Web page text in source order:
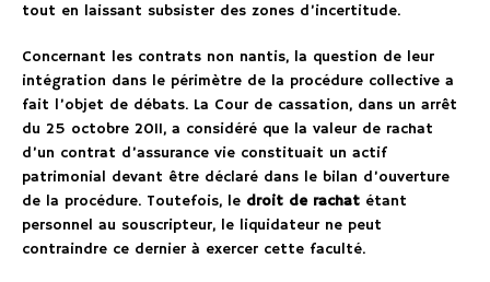
tout en laissant subsister des zones d’incertitude.
Concernant les contrats non nantis, la question de leur
intégration dans le périmètre de la procédure collective a
fait l’objet de débats. La Cour de cassation, dans un arrêt
du 25 octobre 2011, a considéré que la valeur de rachat
d’un contrat d’assurance vie constituait un actif
patrimonial devant être déclaré dans le bilan d’ouverture
de la procédure. Toutefois, le droit de rachat étant
personnel au souscripteur, le liquidateur ne peut
contraindre ce dernier à exercer cette faculté.